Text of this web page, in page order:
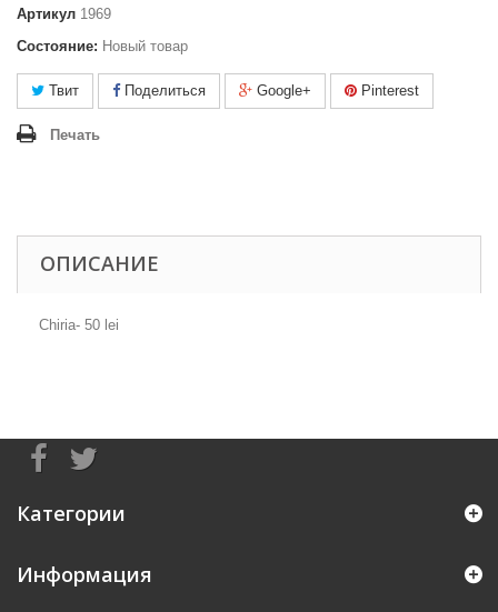
Артикул 1969
Состояние: Новый товар
Твит Поделиться Google+ Pinterest
Печать
ОПИСАНИЕ
Chiria- 50 lei
Категории
Информация